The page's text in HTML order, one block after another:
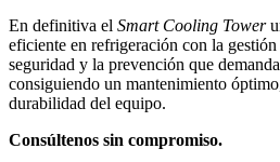
En definitiva el Smart Cooling Tower
eficiente en refrigeración con la
seguridad y la prevención que
consiguiendo un mantenimiento
durabilidad del equipo.
Consúltenos sin compromiso.